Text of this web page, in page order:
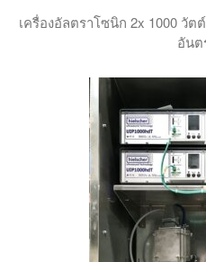
เครื่องอัลตราโซนิก 2x 1000 วั
อันต